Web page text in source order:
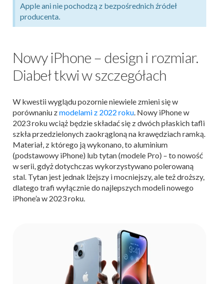
Apple ani nie pochodzą z bezpośrednich źródeł
producenta.
Nowy iPhone – design i rozmiar.
Diabeł tkwi w szczegółach
W kwestii wyglądu pozornie niewiele zmieni się w
porównaniu zmodelami z 2022 roku. Nowy iPhone w
2023 roku wciąż będzie składać się z dwóch płaskich tafli
szkła przedzielonych zaokrągloną na krawędziach ramką.
Materiał, z którego ją wykonano, to aluminium
(podstawowy iPhone) lub tytan (modele Pro) – to nowość
w serii, gdyż dotychczas wykorzystywano polerowaną
stal. Tytan jest jednak lżejszy i mocniejszy, ale też droższy,
dlatego trafi wyłącznie do najlepszych modeli nowego
iPhone’a w 2023 roku.